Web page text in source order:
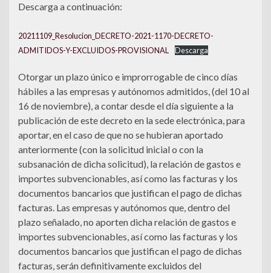
Descarga a continuación:
20211109_Resolucion_DECRETO-2021-1170-DECRETO-
ADMITIDOS-Y-EXCLUIDOS-PROVISIONAL
Descarga
Otorgar un plazo único e improrrogable de cinco días
hábiles a las empresas y autónomos admitidos, (del 10 al
16 de noviembre), a contar desde el día siguiente a la
publicación de este decreto en la sede electrónica, para
aportar, en el caso de que no se hubieran aportado
anteriormente (con la solicitud inicial o con la
subsanación de dicha solicitud), la relación de gastos e
importes subvencionables, así como las facturas y los
documentos bancarios que justifican el pago de dichas
facturas. Las empresas y autónomos que, dentro del
plazo señalado, no aporten dicha relación de gastos e
importes subvencionables, así como las facturas y los
documentos bancarios que justifican el pago de dichas
facturas, serán definitivamente excluidos del